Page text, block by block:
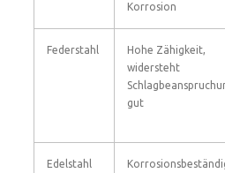
Korrosion
Federstahl
Hohe Zähigkeit,
widersteht
gut
Edelstahl